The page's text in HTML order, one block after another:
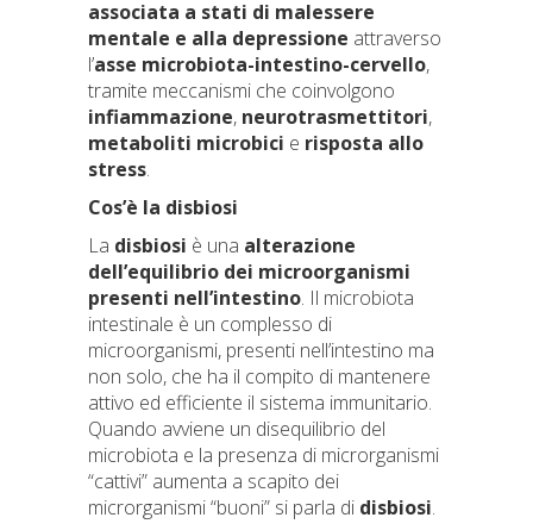
associata a stati di malessere
mentale e alla depressione attraverso
l’asse microbiota-intestino-cervello,
tramite meccanismi che coinvolgono
infiammazione, neurotrasmettitori,
metaboliti microbici e risposta allo
stress.
Cos’è la disbiosi
La disbiosi è una alterazione
dell’equilibrio dei microorganismi
presenti nell’intestino. Il microbiota
intestinale è un complesso di
microorganismi, presenti nell’intestino ma
non solo, che ha il compito di mantenere
attivo ed efficiente il sistema immunitario.
Quando avviene un disequilibrio del
microbiota e la presenza di microrganismi
“cattivi” aumenta a scapito dei
microrganismi “buoni” si parla di disbiosi.